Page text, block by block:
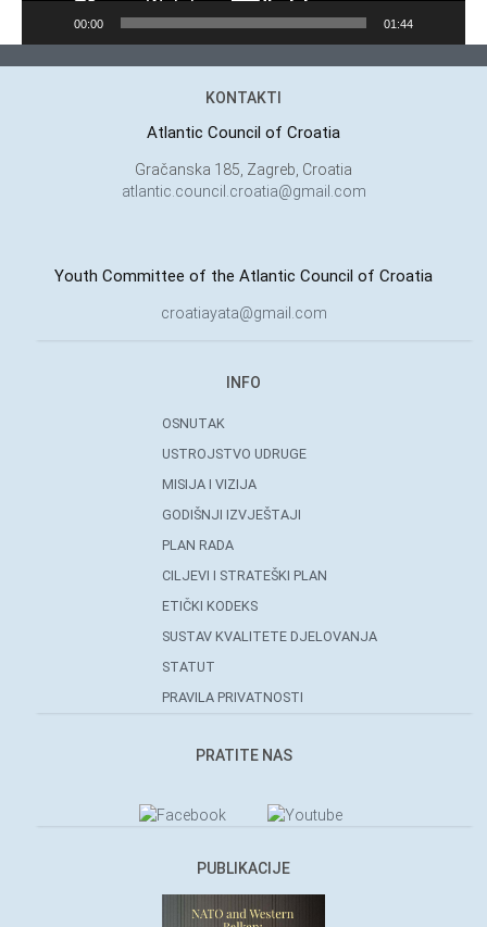
00:00 01:44
KONTAKTI
Atlantic Council of Croatia
Gračanska 185, Zagreb, Croatia
atlantic.council.croatia@gmail.com
Youth Committee of the Atlantic Council of Croatia
croatiayata@gmail.com
INFO
OSNUTAK
USTROJSTVO UDRUGE
MISIJA I VIZIJA
GODIŠNJI IZVJEŠTAJI
PLAN RADA
CILJEVI I STRATEŠKI PLAN
ETIČKI KODEKS
SUSTAV KVALITETE DJELOVANJA
STATUT
PRAVILA PRIVATNOSTI
PRATITE NAS
PUBLIKACIJE